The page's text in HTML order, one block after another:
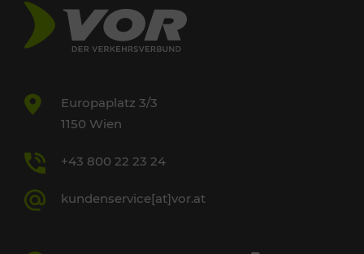
Europaplatz 3/3
1150 Wien
+43 800 22 23 24
kundenservice[at]vor.at